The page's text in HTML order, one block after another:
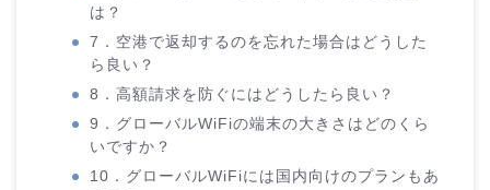
は？
7．空港で返却するのを忘れた場合はどうした
ら良い？
8．高額請求を防ぐにはどうしたら良い？
9．グローバルWiFiの端末の大きさはどのくら
いですか？
10．グローバルWiFiには国内向けのプランもあ